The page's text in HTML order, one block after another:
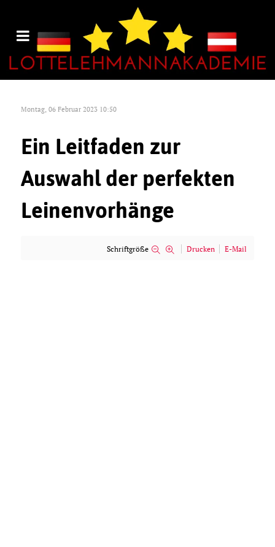
Montag, 06 Februar 2023 10:50
Ein Leitfaden zur
Auswahl der perfekten
Leinenvorhänge
Schriftgröße Drucken E-Mail